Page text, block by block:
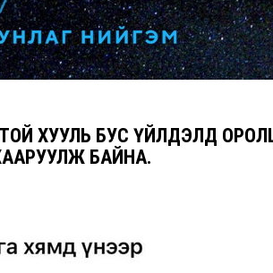
ХУУЛЬ БУС ҮЙЛДЭЛД
БАЙНА.